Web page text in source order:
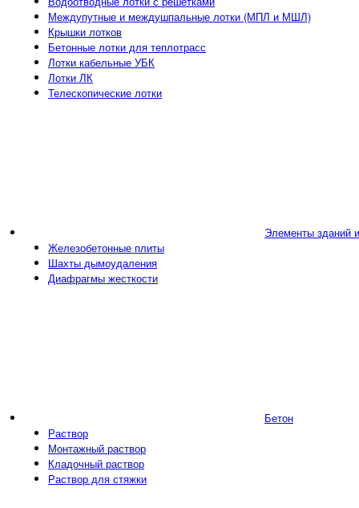
Междупутные и междушпальные лотки (МПЛ и МШЛ)
Крышки лотков
Бетонные лотки для теплотрасс
Лотки кабельные УБК
Лотки ЛК
Телескопические лотки
Элементы зданий
Железобетонные плиты
Шахты дымоудаления
Диафрагмы жесткости
Бетон
Раствор
Монтажный раствор
Кладочный раствор
Раствор для стяжки